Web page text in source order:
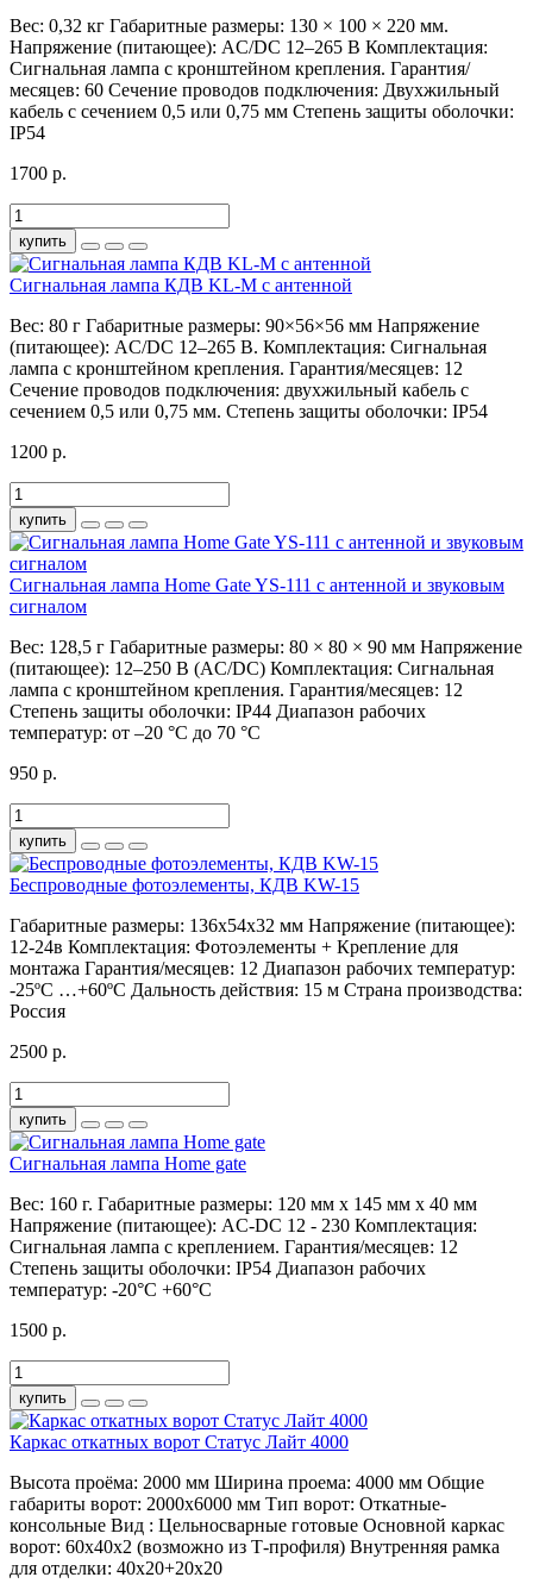
Вес: 0,32 кг Габаритные размеры: 130 × 100 × 220 мм.
Напряжение (питающее): AC/DC 12–265 В Комплектация:
Сигнальная лампа с кронштейном крепления. Гарантия/
месяцев: 60 Сечение проводов подключения: Двухжильный
кабель с сечением 0,5 или 0,75 мм Степень защиты оболочки:
IP54
1700 р.
купить
Сигнальная лампа КДВ KL-M с антенной
Вес: 80 г Габаритные размеры: 90×56×56 мм Напряжение
(питающее): AC/DC 12–265 В. Комплектация: Сигнальная
лампа с кронштейном крепления. Гарантия/месяцев: 12
Сечение проводов подключения: двухжильный кабель с
сечением 0,5 или 0,75 мм. Степень защиты оболочки: IP54
1200 р.
купить
Сигнальная лампа Home Gate YS-111 с антенной и звуковым
сигналом
Вес: 128,5 г Габаритные размеры: 80 × 80 × 90 мм Напряжение
(питающее): 12–250 В (AC/DC) Комплектация: Сигнальная
лампа с кронштейном крепления. Гарантия/месяцев: 12
Степень защиты оболочки: IP44 Диапазон рабочих
температур: от –20 °С до 70 °C
950 р.
купить
Беспроводные фотоэлементы, КДВ KW-15
Габаритные размеры: 136х54х32 мм Напряжение (питающее):
12-24в Комплектация: Фотоэлементы + Крепление для
монтажа Гарантия/месяцев: 12 Диапазон рабочих температур:
-25ºС …+60ºС Дальность действия: 15 м Страна производства:
Россия
2500 р.
купить
Сигнальная лампа Home gate
Вес: 160 г. Габаритные размеры: 120 мм x 145 мм x 40 мм
Напряжение (питающее): AC-DC 12 - 230 Комплектация:
Сигнальная лампа с креплением. Гарантия/месяцев: 12
Степень защиты оболочки: IP54 Диапазон рабочих
температур: -20°С +60°С
1500 р.
купить
Каркас откатных ворот Статус Лайт 4000
Высота проёма: 2000 мм Ширина проема: 4000 мм Общие
габариты ворот: 2000х6000 мм Тип ворот: Откатные-
консольные Вид : Цельносварные готовые Основной каркас
ворот: 60х40х2 (возможно из Т-профиля) Внутренняя рамка
для отделки: 40х20+20х20